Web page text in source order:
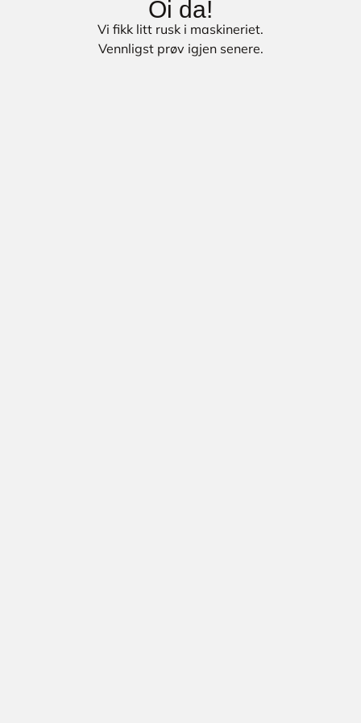
Oi da!
Vi fikk litt rusk i maskineriet.
Vennligst prøv igjen senere.